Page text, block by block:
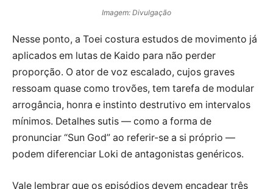
Imagem: Divulgação
Nesse ponto, a Toei costura estudos de movimento já
aplicados em lutas de Kaido para não perder
proporção. O ator de voz escalado, cujos graves
ressoam quase como trovões, tem tarefa de modular
arrogância, honra e instinto destrutivo em intervalos
mínimos. Detalhes sutis — como a forma de
pronunciar “Sun God” ao referir-se a si próprio —
podem diferenciar Loki de antagonistas genéricos.
Vale lembrar que os episódios devem encadear três